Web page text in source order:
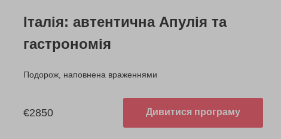
Італія: автентична Апулія та
гастрономія
Подорож, наповнена враженнями
€2850 Дивитися програму